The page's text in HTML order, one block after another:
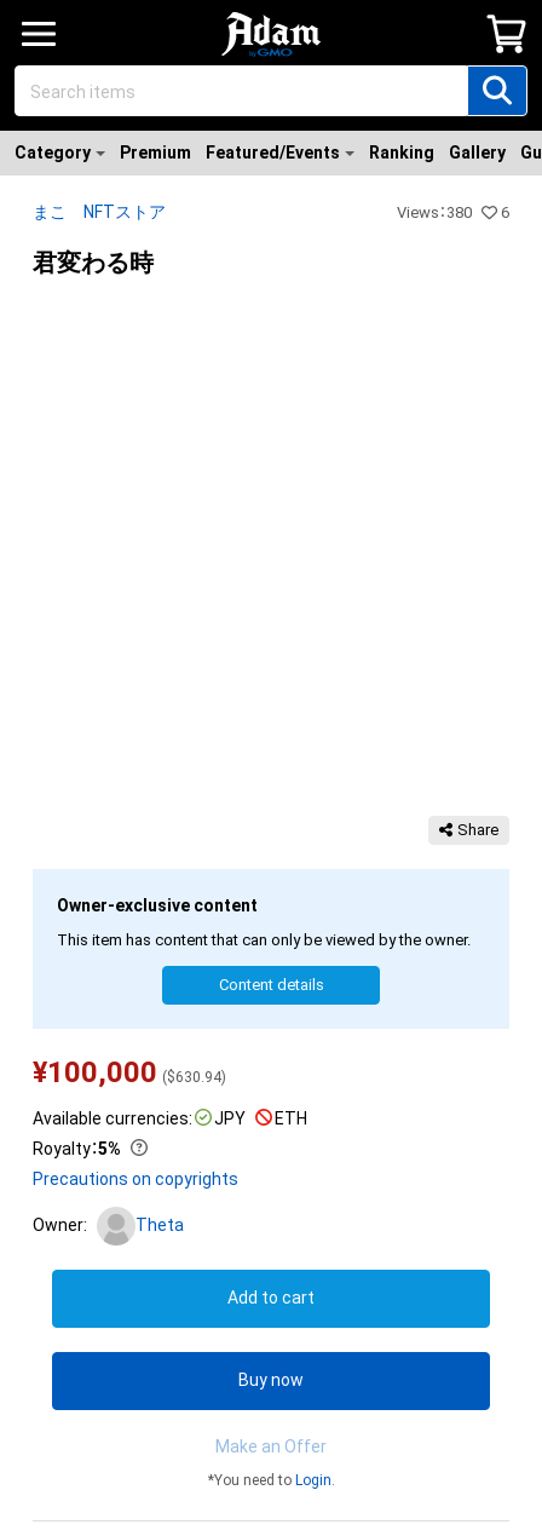
Category Premium Featured/Events Ranking Gallery
まこ NFTストア Views ： 380 6
君変わる時
Share
Owner-exclusive content
This item has content that can only be viewed by the owner.
Content details
¥100,000 ($630.94)
Available currencies: JPY
ETH
Royalty：5%
Precautions on copyrights
Owner: Theta
Add to cart
Buy now
Make an Offer
*You need to Login.